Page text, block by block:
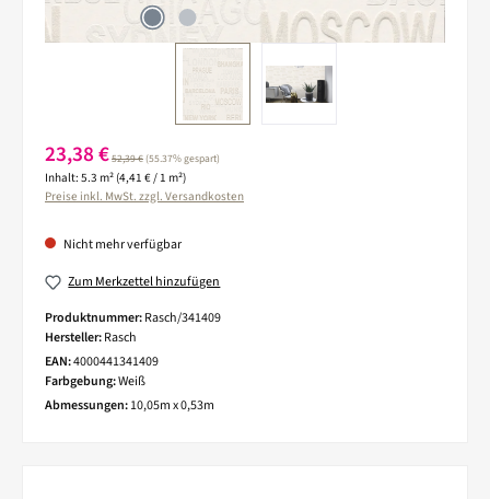
Verkaufspreis:
23,38 €Regulärer Preis:
52,39 €(55.37% gespart)
Inhalt: 5.3 m² (4,41 € / 1 m²)
Preise inkl. MwSt. zzgl. Versandkosten
Nicht mehr verfügbar
Zum Merkzettel hinzufügen
Produktnummer:Rasch/341409
Hersteller:Rasch
EAN:4000441341409
Farbgebung:Weiß
Abmessungen:10,05m x 0,53m